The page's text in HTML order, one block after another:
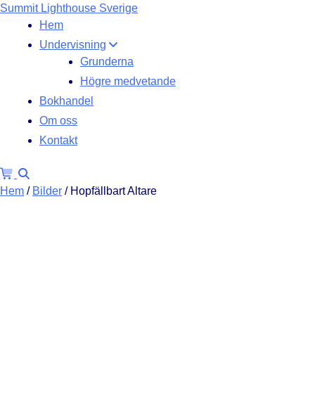
Skip
content
Summit Lighthouse Sverige
Hem
Undervisning
Grunderna
Högre medvetande
Bokhandel
Om oss
Kontakt
Hem / Bilder / Hopfällbart Altare